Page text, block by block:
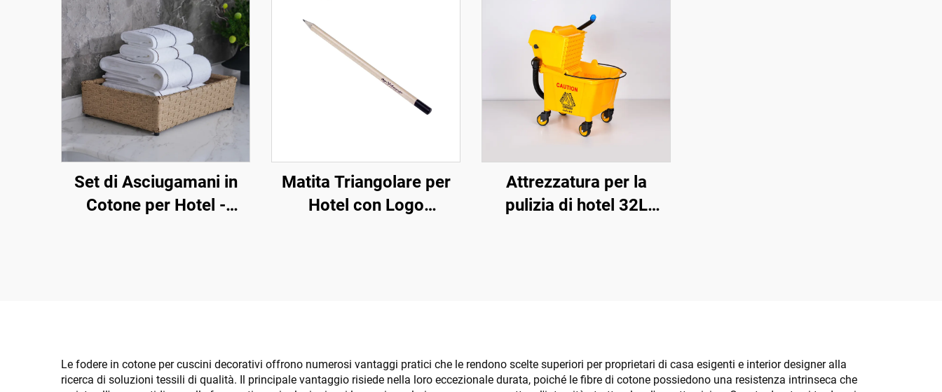
Set di Asciugamani in
Cotone per Hotel -
Matita Triangolare per
Hotel con Logo
Attrezzatura per la
pulizia di hotel 32L
Le fodere in cotone per cuscini decorativi offrono numerosi vantaggi pratici che le rendono scelte superiori per proprietari di casa esigenti e interior designer alla
ricerca di soluzioni tessili di qualità. Il principale vantaggio risiede nella loro eccezionale durata, poiché le fibre di cotone possiedono una resistenza intrinseca che